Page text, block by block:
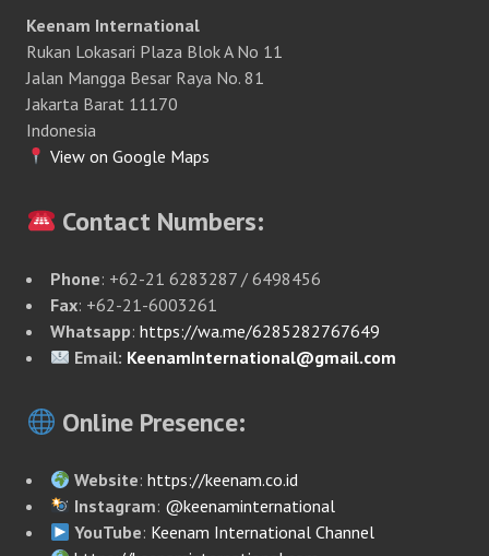
Keenam International
Rukan Lokasari Plaza Blok A No 11
Jalan Mangga Besar Raya No. 81
Jakarta Barat 11170
Indonesia
View on Google Maps
Contact Numbers:
Phone: +62-21 6283287 / 6498456
Fax: +62-21-6003261
Whatsapp: https://wa.me/6285282767649
Email: KeenamInternational@gmail.com
Online Presence:
Website:https://keenam.co.id
Instagram: @keenaminternational
YouTube: Keenam International Channel